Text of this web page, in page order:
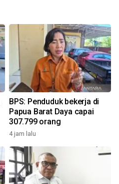
BPS: Penduduk bekerja di
Papua Barat Daya capai
307.799 orang
4 jam lalu